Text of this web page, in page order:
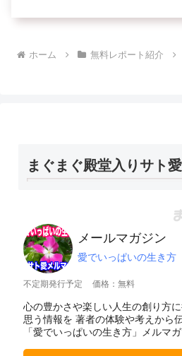
ホーム 無料レポート紹介
まぐまぐ殿堂入りサト
メールマガジン
愛でいっぱいの生き方
不定期発行予定 価格：無料
心の豊かさや楽しい人生の創り方
思う情報を 著者の体験や考えから
「愛でいっぱいの生き方」メルマガ